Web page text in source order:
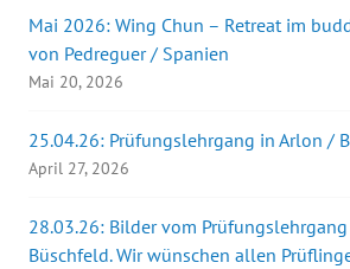
Mai 2026: Wing Chun – Retreat im
von Pedreguer / Spanien
Mai 20, 2026
25.04.26: Prüfungslehrgang in Arlon /
April 27, 2026
28.03.26: Bilder vom
Büschfeld. Wir wünschen allen